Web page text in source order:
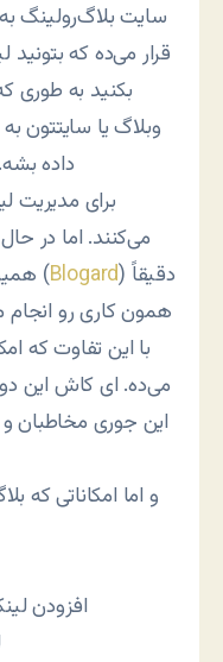
سایت بلاگ‌رولینگ
قرار می‌ده که بتونید
بکنید به طوری
وبلاگ یا سایتتون
داده
می‌کنند. اما در
(Blogard) دقیقاً
همون کاری رو انجام
با این تفاوت که
می‌ده. ای کاش این
این جوری مخاطبان
و اما امکاناتی که
– افزودن